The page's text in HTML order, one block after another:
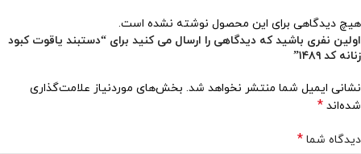
هیچ دیدگاهی برای این محصول نوشته نشده است.
اولین نفری باشید که دیدگاهی را ارسال می کنید برای “دستبند یاقوت کبود
زنانه کد ۱۴۸۹”
نشانی ایمیل شما منتشر نخواهد شد. بخش‌های موردنیاز علامت‌گذاری
شده‌اند *
دیدگاه شما *